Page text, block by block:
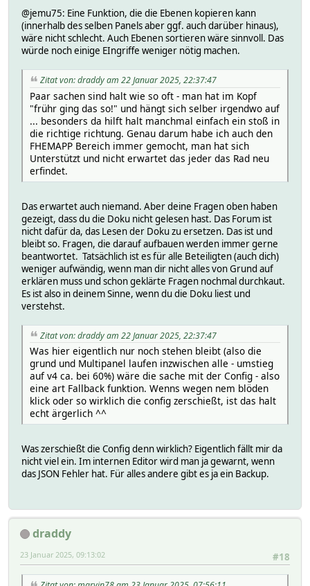
@jemu75: Eine Funktion, die die Ebenen kopieren kann
(innerhalb des selben Panels aber ggf. auch darüber hinaus),
wäre nicht schlecht. Auch Ebenen sortieren wäre sinnvoll. Das
würde noch einige EIngriffe weniger nötig machen.
Zitat von: draddy am 22 Januar 2025, 22:37:47
Paar sachen sind halt wie so oft - man hat im Kopf
"frühr ging das so!" und hängt sich selber irgendwo auf
... besonders da hilft halt manchmal einfach ein stoß in
die richtige richtung. Genau darum habe ich auch den
FHEMAPP Bereich immer gemocht, man hat sich
Unterstützt und nicht erwartet das jeder das Rad neu
erfindet.
Das erwartet auch niemand. Aber deine Fragen oben haben
gezeigt, dass du die Doku nicht gelesen hast. Das Forum ist
nicht dafür da, das Lesen der Doku zu ersetzen. Das ist und
bleibt so. Fragen, die darauf aufbauen werden immer gerne
beantwortet. Tatsächlich ist es für alle Beteiligten (auch dich)
weniger aufwändig, wenn man dir nicht alles von Grund auf
erklären muss und schon geklärte Fragen nochmal durchkaut.
Es ist also in deinem Sinne, wenn du die Doku liest und
verstehst.
Zitat von: draddy am 22 Januar 2025, 22:37:47
Was hier eigentlich nur noch stehen bleibt (also die
grund und Multipanel laufen inzwischen alle - umstieg
auf v4 ca. bei 60%) wäre die sache mit der Config - also
eine art Fallback funktion. Wenns wegen nem blöden
klick oder so wirklich die config zerschießt, ist das halt
echt ärgerlich ^^
Was zerschießt die Config denn wirklich? Eigentlich fällt mir da
nicht viel ein. Im internen Editor wird man ja gewarnt, wenn
das JSON Fehler hat. Für alles andere gibt es ja ein Backup.
draddy
#18
23 Januar 2025, 09:13:02